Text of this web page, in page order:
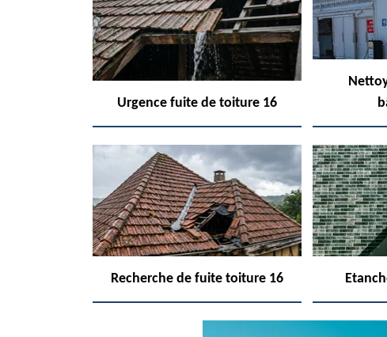
Urgence fuite de toiture 16
Recherche de fuite toiture 16